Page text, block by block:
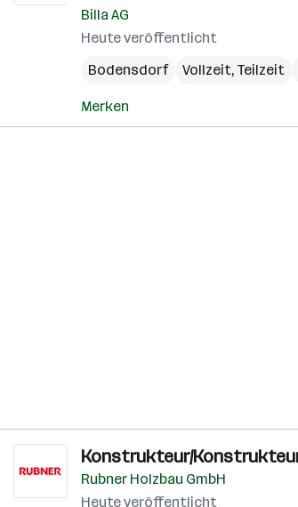
Billa AG
Heute veröffentlicht
Bodensdorf
Vollzeit, Teilzeit
Merken
Konstrukteur/
Rubner Holzbau GmbH
Heute veröffentlicht